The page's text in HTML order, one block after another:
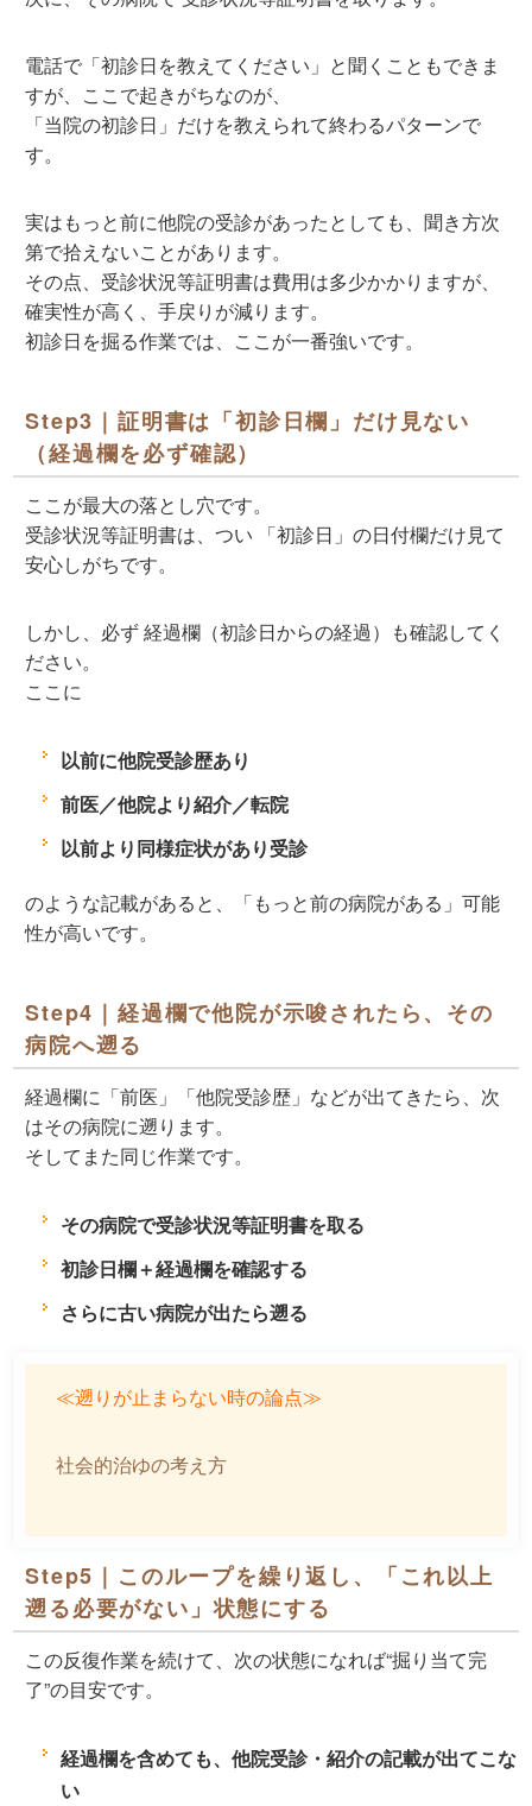
電話で「初診日を教えてください」と聞くこともできま
すが、ここで起きがちなのが、
「当院の初診日」だけを教えられて終わるパターンで
す。
実はもっと前に他院の受診があったとしても、聞き方次
第で拾えないことがあります。
その点、受診状況等証明書は費用は多少かかりますが、
確実性が高く、手戻りが減ります。
初診日を掘る作業では、ここが一番強いです。
Step3｜証明書は「初診日欄」だけ見ない
（経過欄を必ず確認）
ここが最大の落とし穴です。
受診状況等証明書は、つい
「初診日」の日付欄だけ見て
安心しがちです。
しかし、必ず 経過欄（初診日からの経過）も確認してく
ださい。
ここに
以前に他院受診歴あり
前医／他院より紹介／転院
以前より同様症状があり受診
のような記載があると、「もっと前の病院がある」可能
性が高いです。
Step4｜経過欄で他院が示唆されたら、その
病院へ遡る
経過欄に「前医」「他院受診歴」などが出てきたら、次
はその病院に遡ります。
そしてまた同じ作業です。
その病院で受診状況等証明書を取る
初診日欄＋経過欄を確認する
さらに古い病院が出たら遡る
≪遡りが止まらない時の論点≫
社会的治ゆの考え方
Step5｜このループを繰り返し、「これ以上
遡る必要がない」状態にする
この反復作業を続けて、次の状態になれば“掘り当て完
了”の目安です。
経過欄を含めても、他院受診・紹介の記載が出てこな
い